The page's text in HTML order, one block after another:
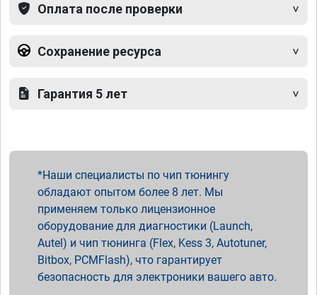
Оплата после проверки
Сохранение ресурса
Гарантия 5 лет
Наши специалисты по чип тюнингу
обладают опытом более 8 лет. Мы
применяем только лицензионное
оборудование для диагностики (Launch,
Autel) и чип тюнинга (Flex, Kess 3, Autotuner,
Bitbox, PCMFlash), что гарантирует
безопасность для электроники вашего авто.